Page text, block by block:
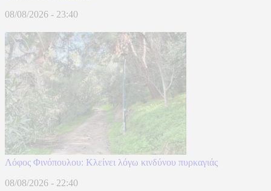
08/08/2026 - 23:40
Λόφος Φινόπουλου: Κλείνει λόγω κινδύνου πυρκαγιάς
08/08/2026 - 22:40